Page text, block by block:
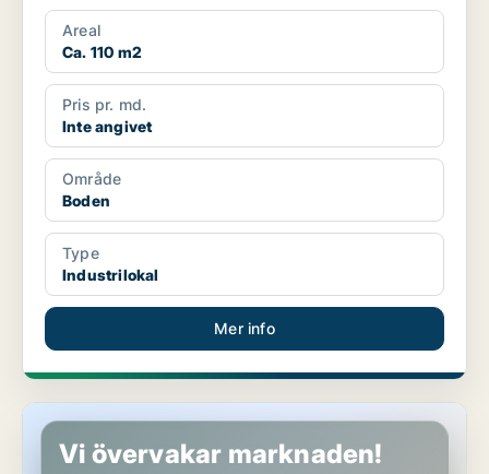
Areal
Ca. 110 m2
Pris pr. md.
Inte angivet
Område
Boden
Type
Industrilokal
Mer info
Industrilokal i Boden
Vi övervakar marknaden!